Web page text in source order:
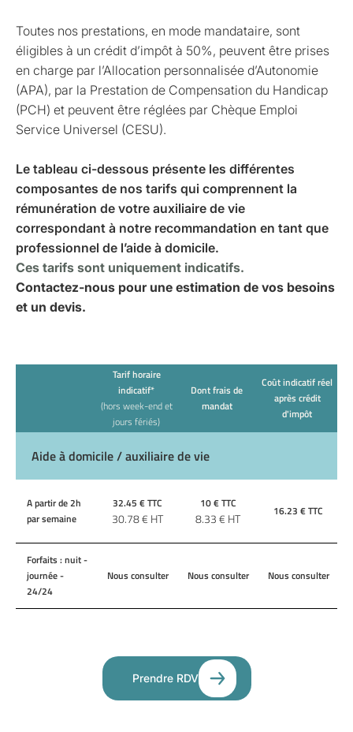
Toutes nos prestations, en mode mandataire, sont
éligibles à un crédit d’impôt à 50%, peuvent être prises
en charge par l’Allocation personnalisée d’Autonomie
(APA), par la Prestation de Compensation du Handicap
(PCH) et peuvent être réglées par Chèque Emploi
Service Universel (CESU).
Le tableau ci-dessous présente les différentes
composantes de nos tarifs qui comprennent la
rémunération de votre auxiliaire de vie
correspondant à notre recommandation en tant que
professionnel de l’aide à domicile.
Ces tarifs sont uniquement indicatifs.
Contactez-nous pour une estimation de vos besoins
et un devis.
Tarif horaire
indicatif*
(hors week-end et
jours fériés)
Dont frais de
mandat
Coût indicatif réel
après crédit
d'impôt
Aide à domicile / auxiliaire de vie
A partir de 2h
par semaine
32.45 € TTC
30.78€ HT
10€ TTC
8.33€ HT 16.23 € TTC
Forfaits : nuit -
journée -
24/24
Nous consulter Nous consulter Nous consulter
Prendre RDV